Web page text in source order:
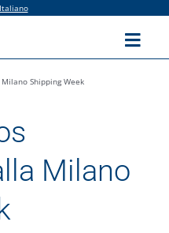
Italiano
Shipping Week
Milano